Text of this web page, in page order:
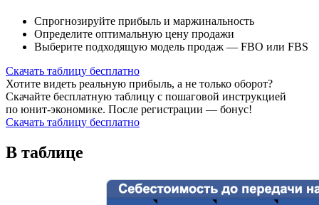
Спрогнозируйте прибыль и маржинальность
Определите оптимальную цену продажи
Выберите подходящую модель продаж — FBO или FBS
Скачать таблицу бесплатно
Хотите видеть реальную прибыль, а не только оборот?
Скачайте бесплатную таблицу с пошаговой инструкцией
по юнит-экономике. После регистрации — бонус!
Скачать таблицу бесплатно
В таблице